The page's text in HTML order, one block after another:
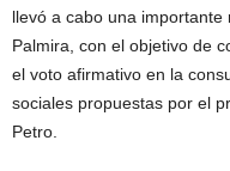
llevó a cabo una
Palmira, con el objetivo de
el voto afirmativo en la
sociales propuestas por el
Petro.